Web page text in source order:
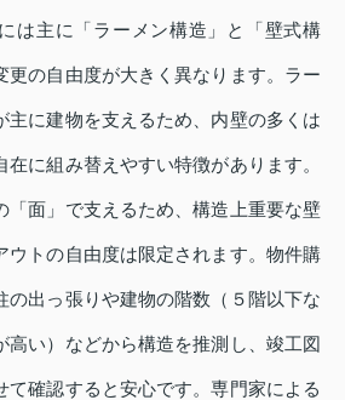
は主に「ラーメン構造」と「壁式構
更の自由度が大きく異なります。ラー
主に建物を支えるため、内壁の多くは
に組み替えやすい特徴があります。
「面」で支えるため、構造上重要な壁
ウトの自由度は限定されます。物件購
の出っ張りや建物の階数（５階以下な
高い）などから構造を推測し、竣工図
て確認すると安心です。専門家による